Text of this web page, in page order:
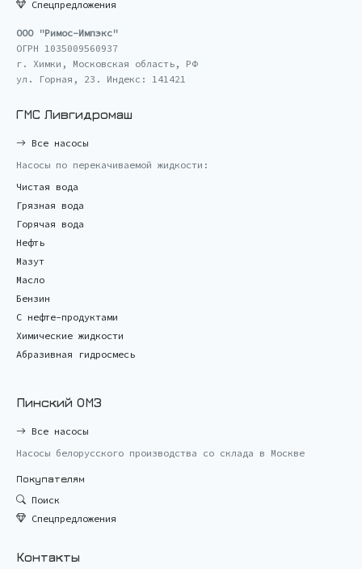
Спецпредложения
ООО "Римос-Импэкс"
ОГРН 1035009560937
г. Химки, Московская область, РФ
ул. Горная, 23. Индекс: 141421
ГМС Ливгидромаш
Все насосы
Насосы по перекачиваемой жидкости:
Чистая вода
Грязная вода
Горячая вода
Нефть
Мазут
Масло
Бензин
С нефте-продуктами
Химические жидкости
Абразивная гидросмесь
Пинский ОМЗ
Все насосы
Насосы белорусского производства со склада в Москве
Покупателям
Поиск
Спецпредложения
Контакты